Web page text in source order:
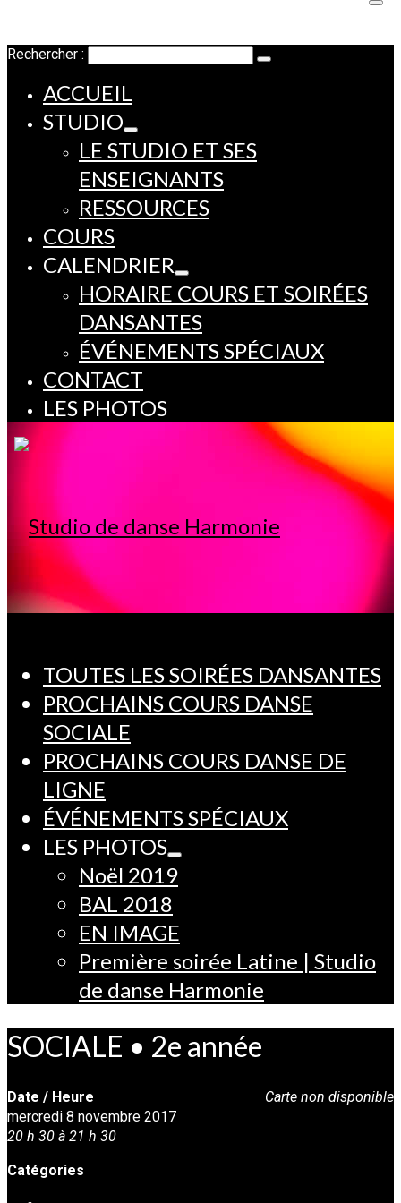
Rechercher :
ACCUEIL
STUDIO
LE STUDIO ET SES
ENSEIGNANTS
RESSOURCES
COURS
CALENDRIER
HORAIRE COURS ET SOIRÉES
DANSANTES
ÉVÉNEMENTS SPÉCIAUX
CONTACT
LES PHOTOS
TOUTES LES SOIRÉES DANSANTES
PROCHAINS COURS DANSE
SOCIALE
PROCHAINS COURS DANSE DE
LIGNE
ÉVÉNEMENTS SPÉCIAUX
LES PHOTOS
Noël 2019
BAL 2018
EN IMAGE
Première soirée Latine | Studio
de danse Harmonie
SOCIALE • 2e année
Carte non disponible
Date / Heure
mercredi 8 novembre 2017
20 h 30 à 21 h 30
Catégories